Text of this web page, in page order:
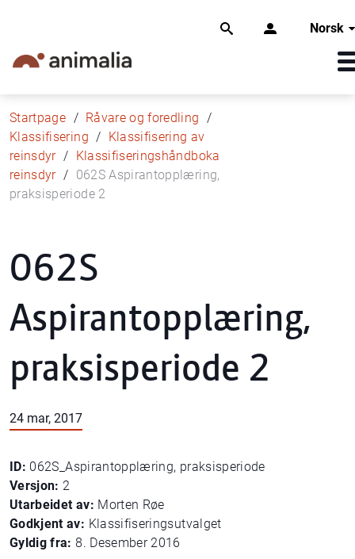
Norsk
Startpage
Råvare og foredling
Klassifisering
Klassifisering av
reinsdyr
Klassifiseringshåndboka
reinsdyr
062S Aspirantopplæring,
praksisperiode 2
062S
Aspirantopplæring,
praksisperiode 2
24 mar, 2017
ID: 062S_Aspirantopplæring, praksisperiode
Versjon: 2
Utarbeidet av: Morten Røe
Godkjent av: Klassifiseringsutvalget
Gyldig fra: 8. Desember 2016